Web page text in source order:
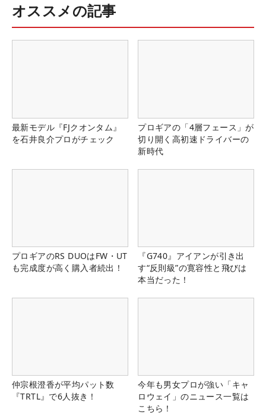
オススメの記事
最新モデル『FJクオンタム』
を石井良介プロがチェック
プロギアの「4層フェース」が
切り開く高初速ドライバーの
新時代
プロギアのRS DUOはFW・UT
も完成度が高く購入者続出！
『G740』アイアンが引き出
す“反則級”の寛容性と飛びは
本当だった！
仲宗根澄香が平均パット数
『TRTL』で6人抜き！
今年も男女プロが強い「キャ
ロウェイ」のニュース一覧は
こちら！